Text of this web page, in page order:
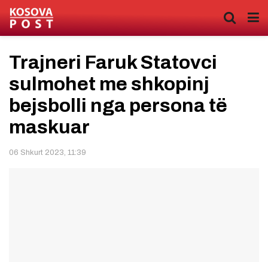
Trajneri Faruk Statovci
sulmohet me shkopinj
bejsbolli nga persona të
maskuar
06 Shkurt 2023, 11:39